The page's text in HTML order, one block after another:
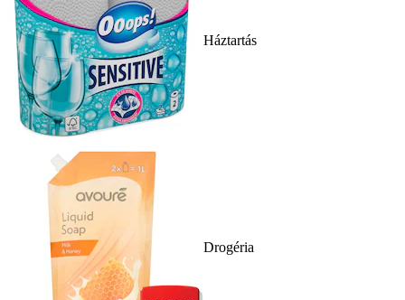
Háztartás
Drogéria